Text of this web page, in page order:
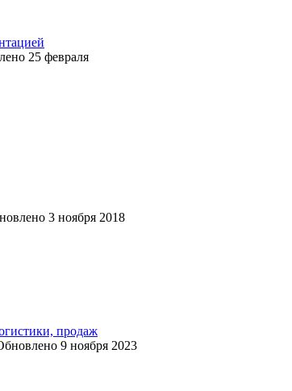
25 февраля
3 ноября 2018
продаж
9 ноября 2023